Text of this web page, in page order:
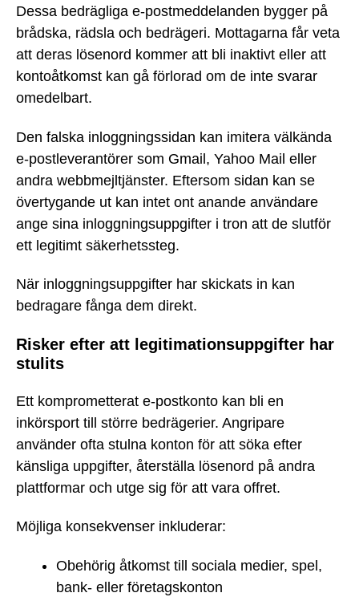
Dessa bedrägliga e-postmeddelanden bygger på
brådska, rädsla och bedrägeri. Mottagarna får veta
att deras lösenord kommer att bli inaktivt eller att
kontoåtkomst kan gå förlorad om de inte svarar
omedelbart.
Den falska inloggningssidan kan imitera välkända
e-postleverantörer som Gmail, Yahoo Mail eller
andra webbmejltjänster. Eftersom sidan kan se
övertygande ut kan intet ont anande användare
ange sina inloggningsuppgifter i tron att de slutför
ett legitimt säkerhetssteg.
När inloggningsuppgifter har skickats in kan
bedragare fånga dem direkt.
Risker efter att legitimationsuppgifter har
stulits
Ett komprometterat e-postkonto kan bli en
inkörsport till större bedrägerier. Angripare
använder ofta stulna konton för att söka efter
känsliga uppgifter, återställa lösenord på andra
plattformar och utge sig för att vara offret.
Möjliga konsekvenser inkluderar:
Obehörig åtkomst till sociala medier, spel,
bank- eller företagskonton